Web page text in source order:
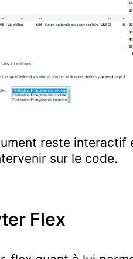
reste interactif
sur le code.
Flex